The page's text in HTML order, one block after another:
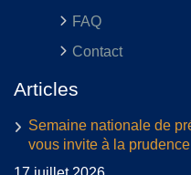
FAQ
Contact
Articles
Semaine nationale de
vous invite à la prudence